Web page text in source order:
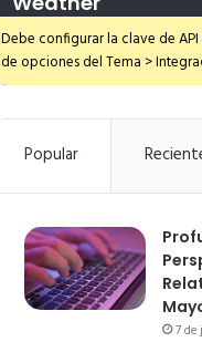
Debe configurar la clave de
de opciones del Tema >
Popular
7 de